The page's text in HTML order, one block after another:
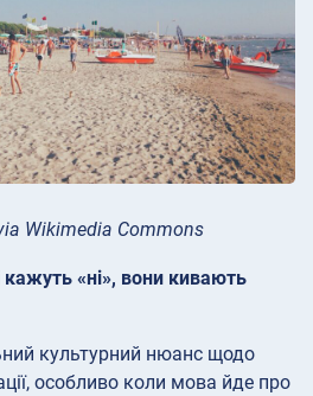
Wikimedia Commons
«ні», вони кивають
культурний нюанс щодо
особливо коли мова йде про